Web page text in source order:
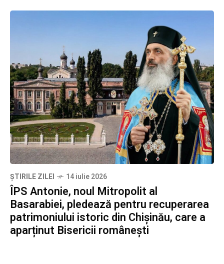
ȘTIRILE ZILEI 14 iulie 2026
ÎPS Antonie, noul Mitropolit al
Basarabiei, pledează pentru recuperarea
patrimoniului istoric din Chișinău, care a
aparținut Bisericii românești